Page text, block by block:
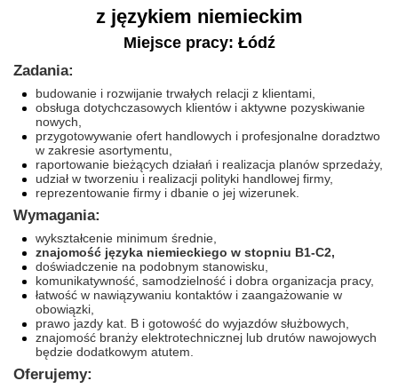
z językiem niemieckim
Miejsce pracy: Łódź
Zadania:
budowanie i rozwijanie trwałych relacji z klientami,
obsługa dotychczasowych klientów i aktywne pozyskiwanie
nowych,
przygotowywanie ofert handlowych i profesjonalne doradztwo
w zakresie asortymentu,
raportowanie bieżących działań i realizacja planów sprzedaży,
udział w tworzeniu i realizacji polityki handlowej firmy,
reprezentowanie firmy i dbanie o jej wizerunek.
Wymagania:
wykształcenie minimum średnie,
znajomość języka niemieckiego w stopniu B1-C2,
doświadczenie na podobnym stanowisku,
komunikatywność, samodzielność i dobra organizacja pracy,
łatwość w nawiązywaniu kontaktów i zaangażowanie w
obowiązki,
prawo jazdy kat. B i gotowość do wyjazdów służbowych,
znajomość branży elektrotechnicznej lub drutów nawojowych
będzie dodatkowym atutem.
Oferujemy: